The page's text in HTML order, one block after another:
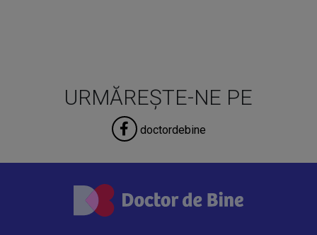
URMĂREȘTE-NE PE
doctordebine